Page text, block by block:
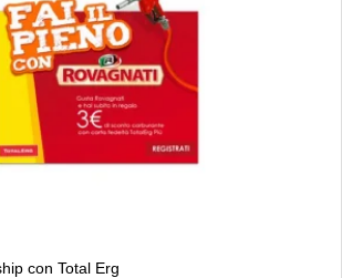
con Total Erg